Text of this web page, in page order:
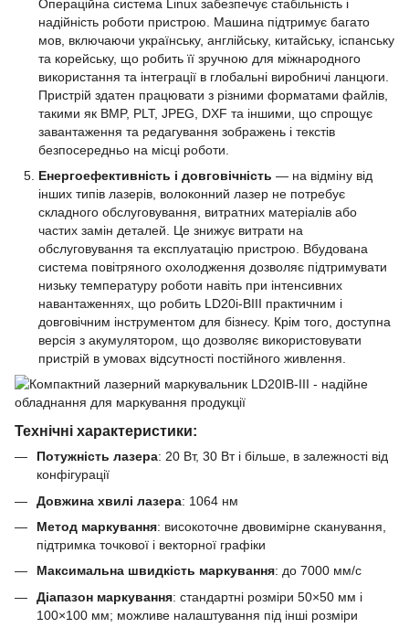
Операційна система Linux забезпечує стабільність і
надійність роботи пристрою. Машина підтримує багато
мов, включаючи українську, англійську, китайську, іспанську
та корейську, що робить її зручною для міжнародного
використання та інтеграції в глобальні виробничі ланцюги.
Пристрій здатен працювати з різними форматами файлів,
такими як BMP, PLT, JPEG, DXF та іншими, що спрощує
завантаження та редагування зображень і текстів
безпосередньо на місці роботи.
Енергоефективність і довговічність — на відміну від
інших типів лазерів, волоконний лазер не потребує
складного обслуговування, витратних матеріалів або
частих замін деталей. Це знижує витрати на
обслуговування та експлуатацію пристрою. Вбудована
система повітряного охолодження дозволяє підтримувати
низьку температуру роботи навіть при інтенсивних
навантаженнях, що робить LD20i-BIII практичним і
довговічним інструментом для бізнесу. Крім того, доступна
версія з акумулятором, що дозволяє використовувати
пристрій в умовах відсутності постійного живлення.
Технічні характеристики:
Потужність лазера: 20 Вт, 30 Вт і більше, в залежності від
конфігурації
Довжина хвилі лазера: 1064 нм
Метод маркування: високоточне двовимірне сканування,
підтримка точкової і векторної графіки
Максимальна швидкість маркування: до 7000 мм/с
Діапазон маркування: стандартні розміри 50×50 мм і
100×100 мм; можливе налаштування під інші розміри